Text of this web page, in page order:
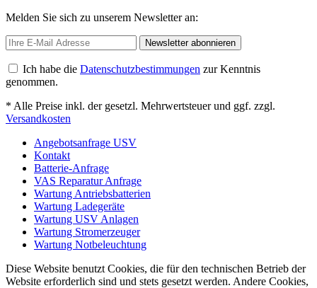
Melden Sie sich zu unserem Newsletter an:
Newsletter abonnieren
Ich habe die Datenschutzbestimmungen zur Kenntnis
genommen.
* Alle Preise inkl. der gesetzl. Mehrwertsteuer und ggf. zzgl.
Versandkosten
Angebotsanfrage USV
Kontakt
Batterie-Anfrage
VAS Reparatur Anfrage
Wartung Antriebsbatterien
Wartung Ladegeräte
Wartung USV Anlagen
Wartung Stromerzeuger
Wartung Notbeleuchtung
Diese Website benutzt Cookies, die für den technischen Betrieb der
Website erforderlich sind und stets gesetzt werden. Andere Cookies,